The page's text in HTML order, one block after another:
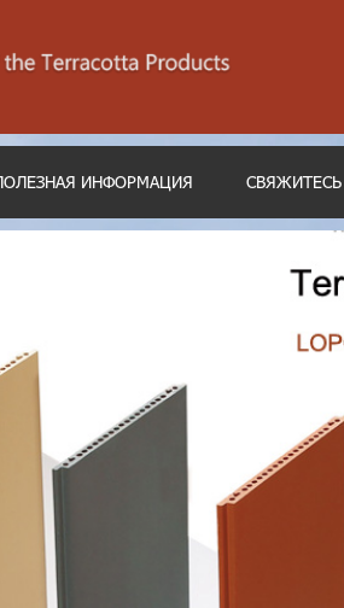
ИНФОРМАЦИЯ